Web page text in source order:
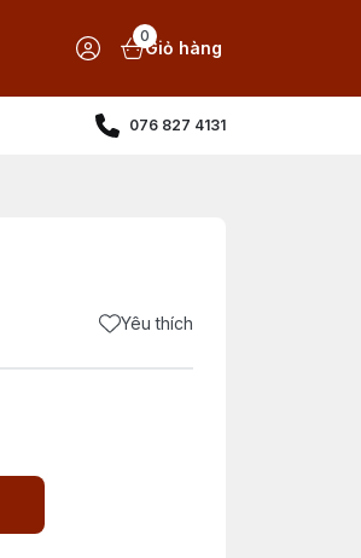
0
Giỏ hàng
076 827 4131
Yêu thích